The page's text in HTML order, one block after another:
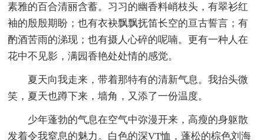
素雅的百合清丽含蓄。习习的幽香料峭枝头，有翠衫红
袖的殷殷期盼；也有衣袂飘飘抚笛长空的亘古誓言；有
酌酒苦雨的涕现；也有摄人心碎的呢喃。更有一种人在
花中不见影，满园香艳处处情的感觉。
夏天向我走来，带着那特有的清新气息。我抬头微
笑，夏天也蹲下来，墙角，又添了一份温度。
少年蓬勃的气息在空气中弥漫开来，高瘦的身躯散
发着令我窒息的魅力。白色的深VT恤，蓬松的棕色刘海